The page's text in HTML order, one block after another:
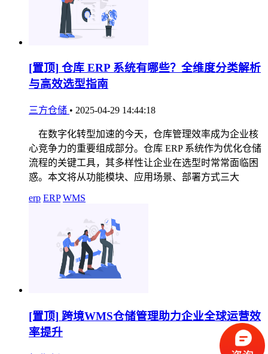
[置顶] 仓库 ERP 系统有哪些？全维度分类解析
与高效选型指南
三方仓储 • 2025-04-29 14:44:18
在数字化转型加速的今天，仓库管理效率成为企业核
心竞争力的重要组成部分。仓库 ERP 系统作为优化仓储
流程的关键工具，其多样性让企业在选型时常常面临困
惑。本文将从功能模块、应用场景、部署方式三大
erp ERP WMS
[置顶] 跨境WMS仓储管理助力企业全球运营效
率提升